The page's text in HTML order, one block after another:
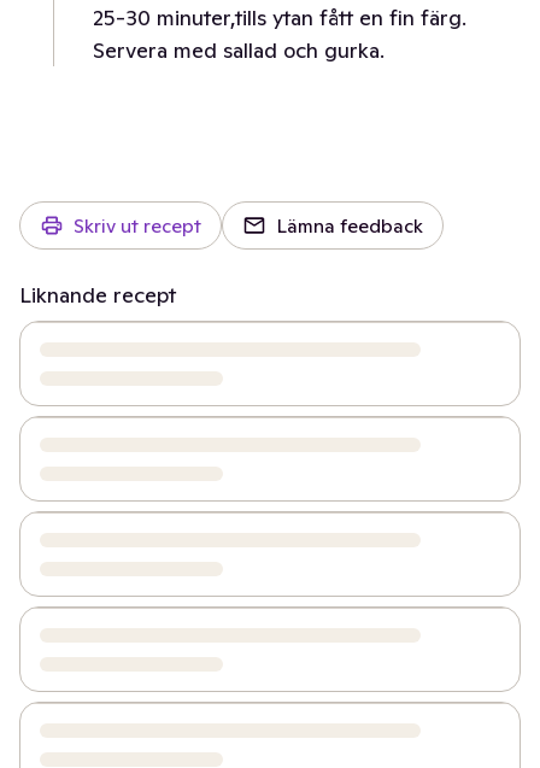
25-30 minuter,tills ytan fått en fin färg.
Servera med sallad och gurka.
Skriv ut recept Lämna feedback
Liknande recept